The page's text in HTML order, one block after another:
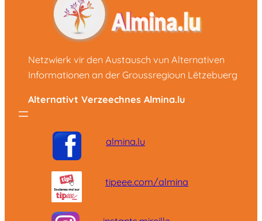
Netzwierk vir den Austausch vun Alternativen
Informationen an der Groussregioun Lëtzebuerg
Alternativt Verzeechnes Almina.lu
almina.lu
tipeee.com/almina